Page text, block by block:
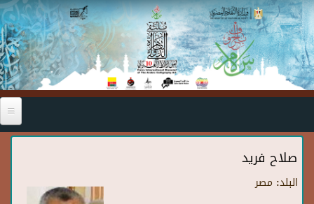
Skip to main content
صلاح فريد
البلد: مصر